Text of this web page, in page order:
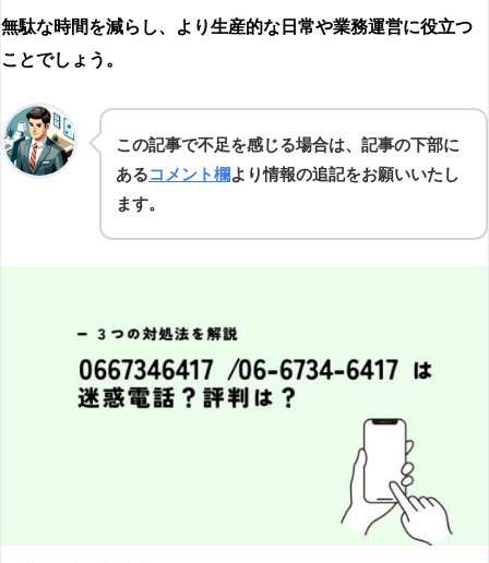
無駄な時間を減らし、より生産的な日常や業務運営に役立つ
ことでしょう。
この記事で不足を感じる場合は、記事の下部に
あるコメント欄より情報の追記をお願いいたし
ます。